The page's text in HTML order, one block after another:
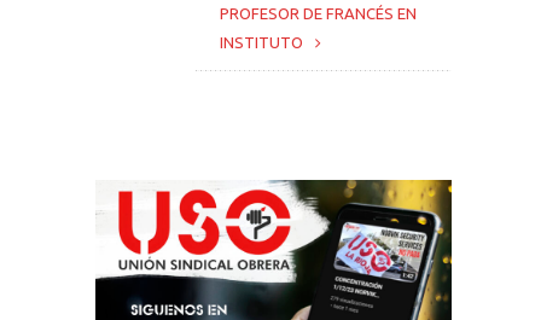
PROFESOR DE FRANCÉS EN
INSTITUTO